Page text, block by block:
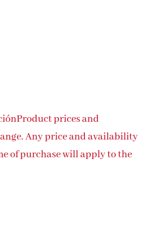
Product prices and
Any price and availability
of purchase will apply to the